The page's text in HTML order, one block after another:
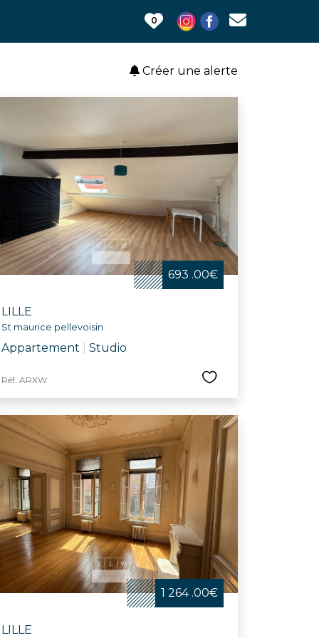
0
Créer une alerte
693 .00€
LILLE
St maurice pellevoisin
Appartement Studio
Réf. ARXW
1 264 .00€
LILLE